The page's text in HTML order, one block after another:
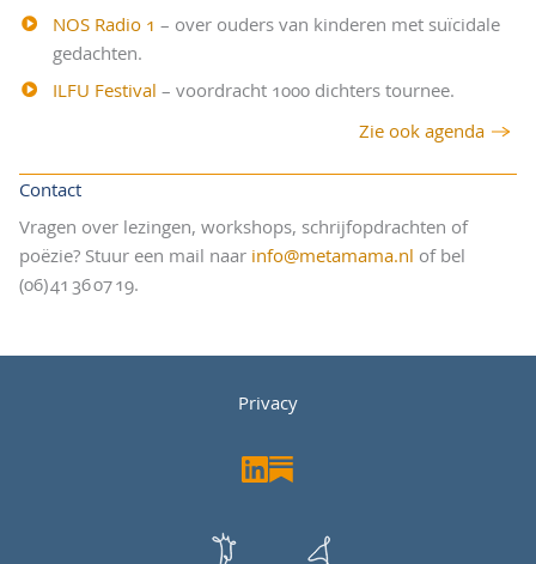
NOS Radio 1 – over ouders van kinderen met suïcidale
gedachten.
ILFU Festival – voordracht 1000 dichters tournee.
Zie ook agenda
Contact
Vragen over lezingen, workshops, schrijfopdrachten of
poëzie? Stuur een mail naar info@metamama.nl of bel
(06) 41 36 07 19.
Privacy